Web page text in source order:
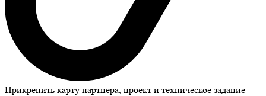
Прикрепить карту партнера, проект и техническое задание